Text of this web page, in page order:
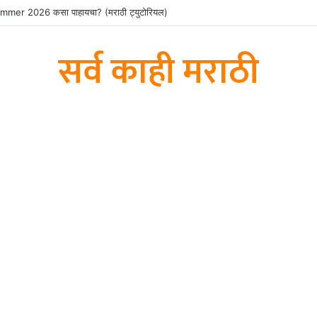
2026 कसा पाहायचा? (मराठी ट्युटोरियल)
सर्व काही मराठी